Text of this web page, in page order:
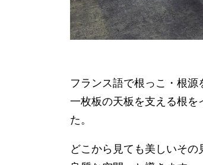
フランス語で根っこ・根源
一枚板の天板を支える根を
た。
どこから見ても美しいその